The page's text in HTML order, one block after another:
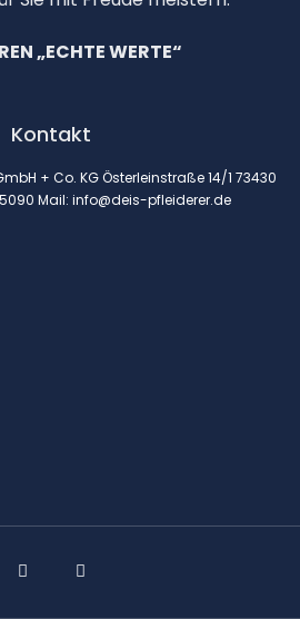
„ECHTE WERTE“
Kontakt
+ Co. KG Österleinstraße 14/1 73430
Mail: info@deis-pfleiderer.de